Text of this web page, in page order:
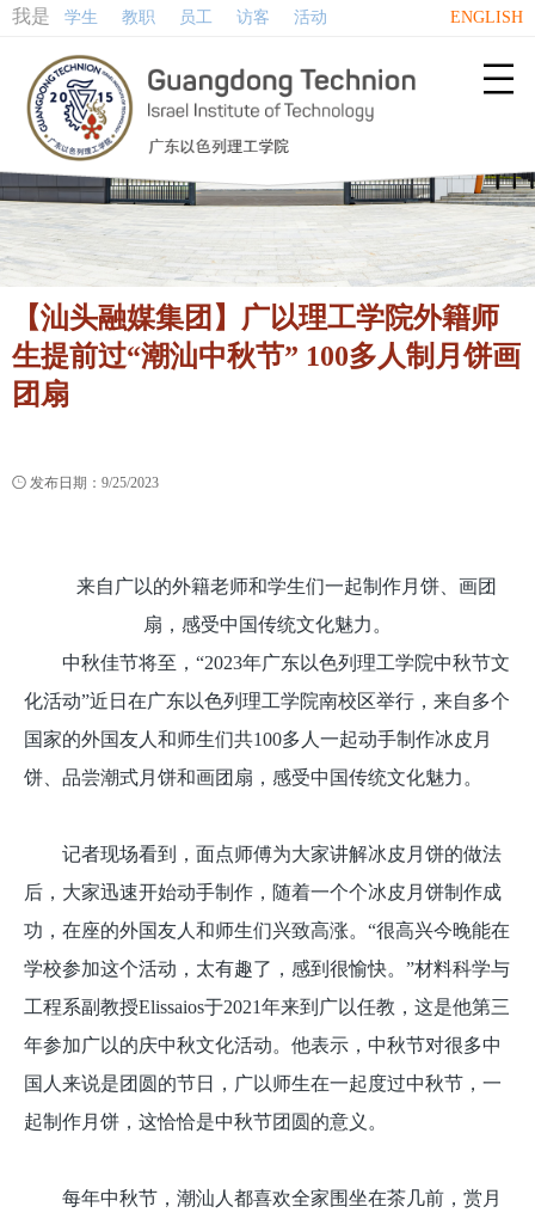
我是 学生 教职 员工 访客 活动 ENGLISH

【汕头融媒集团】广以理工学院外籍师
生提前过“潮汕中秋节” 100多人制月饼画
团扇
 发布日期：9/25/2023
来自广以的外籍老师和学生们一起制作月饼、画团
扇，感受中国传统文化魅力。
中秋佳节将至，“2023年广东以色列理工学院中秋节文
化活动”近日在广东以色列理工学院南校区举行，来自多个
国家的外国友人和师生们共100多人一起动手制作冰皮月
饼、品尝潮式月饼和画团扇，感受中国传统文化魅力。
记者现场看到，面点师傅为大家讲解冰皮月饼的做法
后，大家迅速开始动手制作，随着一个个冰皮月饼制作成
功，在座的外国友人和师生们兴致高涨。“很高兴今晚能在
学校参加这个活动，太有趣了，感到很愉快。”材料科学与
工程系副教授Elissaios于2021年来到广以任教，这是他第三
年参加广以的庆中秋文化活动。他表示，中秋节对很多中
国人来说是团圆的节日，广以师生在一起度过中秋节，一
起制作月饼，这恰恰是中秋节团圆的意义。
每年中秋节，潮汕人都喜欢全家围坐在茶几前，赏月